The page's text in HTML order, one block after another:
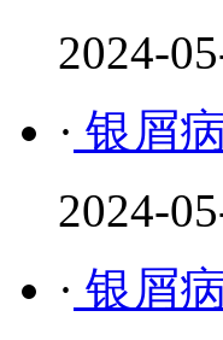
2024-
· 银屑
2024-
· 银屑